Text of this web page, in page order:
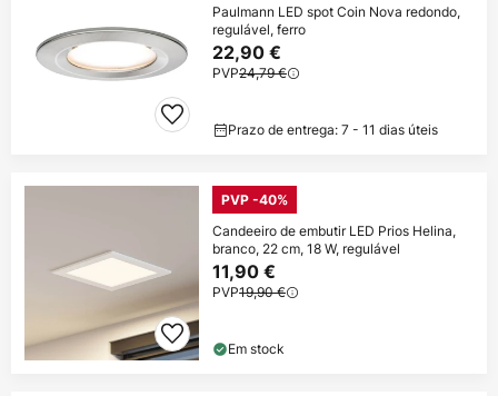
Paulmann LED spot Coin Nova redondo,
regulável, ferro
22,90 €
PVP24,79 €
Prazo de entrega: 7 - 11 dias úteis
PVP -40%
Candeeiro de embutir LED Prios Helina,
branco, 22 cm, 18 W, regulável
11,90 €
PVP19,90 €
Em stock